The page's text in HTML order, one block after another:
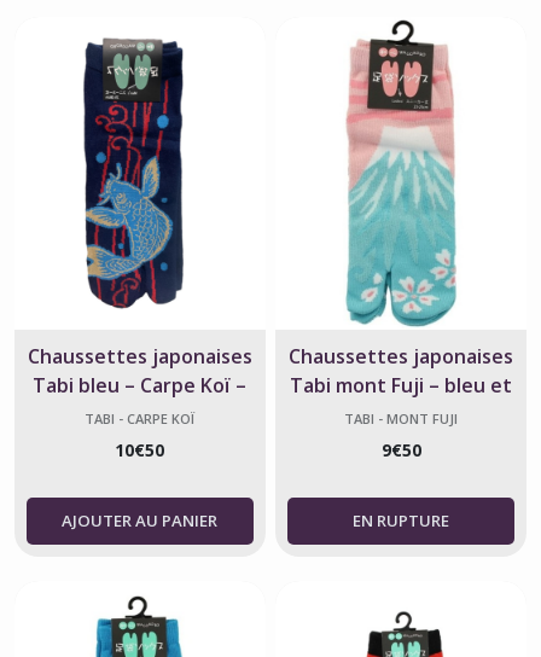
Chaussettes japonaises
Tabi bleu – Carpe Koï –
Taille 39 à 44
TABI - CARPE KOÏ
10€50
AJOUTER AU PANIER
Chaussettes japonaises
Tabi mont Fuji – bleu et
rose – fabriqué au Japon
TABI - MONT FUJI
9€50